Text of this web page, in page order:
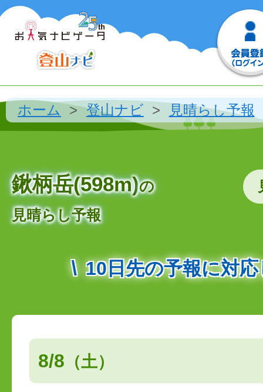
ホーム 登山ナビ 見晴らし予報
鍬柄岳(598m)の
見晴らし予報
10日先の予報に対
8/8 （土）